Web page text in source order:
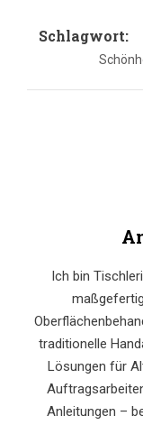
Schlagwort:
Ich bin
traditionelle
Lösungen für
Anleitungen –